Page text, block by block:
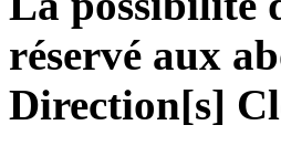
réservé aux
Direction[s]